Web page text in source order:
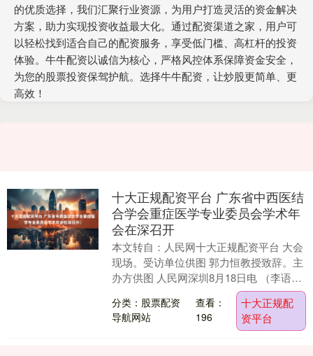
的优质选择，我们汇聚行业资源，为用户打造灵活的资金解决
方案，助力实现投资收益最大化。通过配资渠道之家，用户可
以轻松找到适合自己的配资服务，享受低门槛、高杠杆的投资
体验。牛牛配资以诚信为核心，严格风控体系保障资金安全，
为您的股票投资保驾护航。选择牛牛配资，让炒股更简单、更
高效！
十大正规配资平台 广东省中西医结
合学会重症医学专业委员会学术年
会在深召开‌
本文转自：人民网十大正规配资平台 大会
现场。受访单位供图 郭力恒教授致辞。主
办方供图 人民网深圳8月18日电 （李语）
8月16日，广东省中西医结合学会重症医
学专....
分类：股票配资
导航网站
查看：
196
十大正规配
资平台